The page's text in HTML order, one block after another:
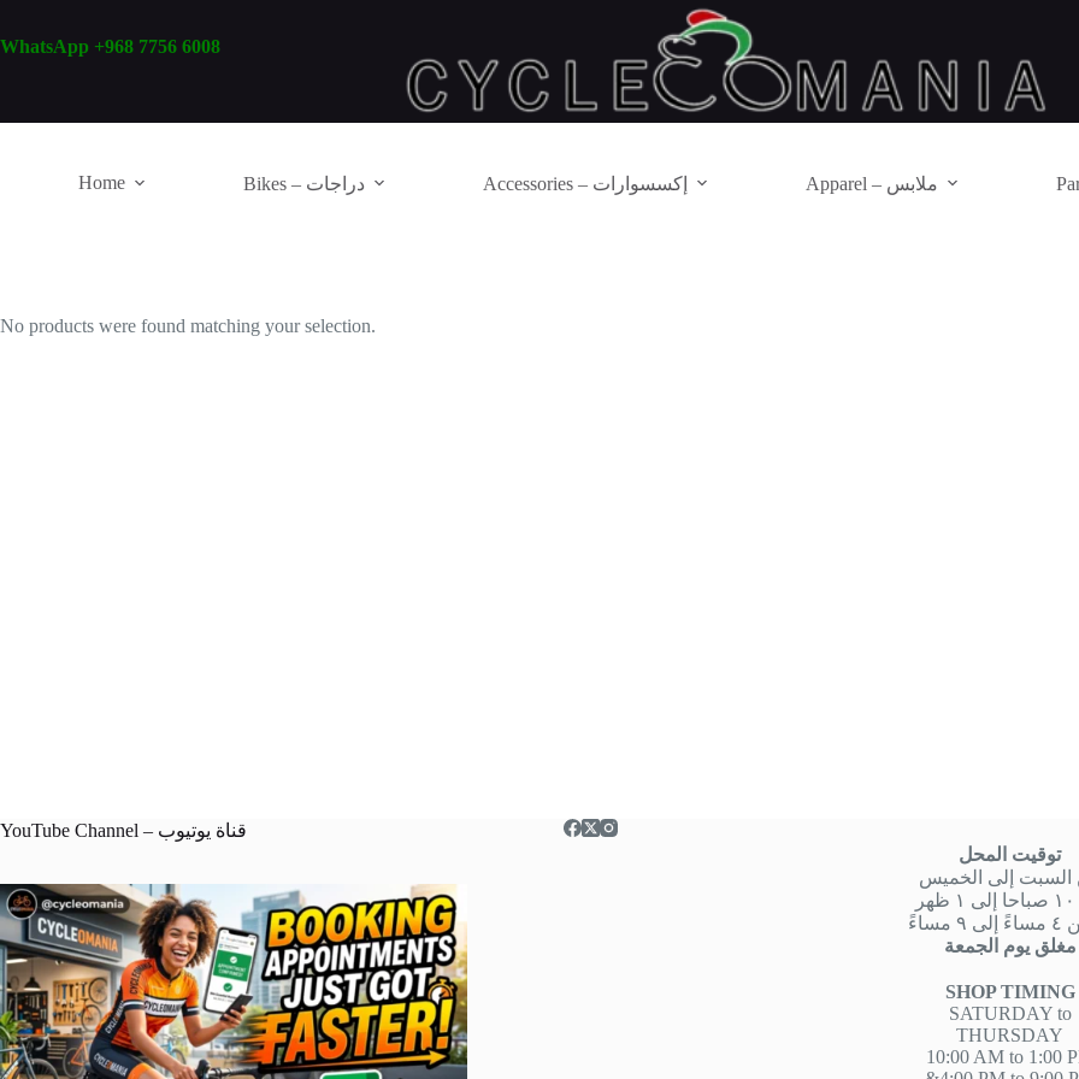
content
WhatsApp +968 7756 6008
Home Bikes – دراجات Accessories – إكسسوارات Apparel – ملابس
No products were found matching your selection.
YouTube Channel – قناة يوتيوب
توقيت المحل
السبت إلى الخميس
مساءً
مغلق يوم الجمعة
SHOP TIMING
SATURDAY to
THURSDAY
10:00 AM to 1:00